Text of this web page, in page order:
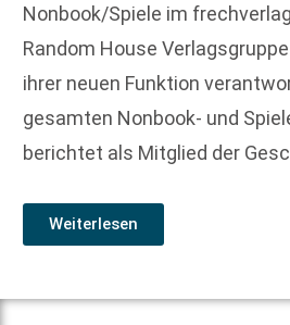
Nonbook/Spiele im
Random House
ihrer neuen Funktion
gesamten Nonbook- und
berichtet als Mitglied der
Weiterlesen